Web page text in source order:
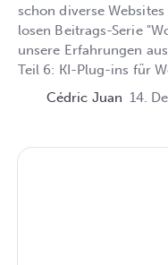
schon diverse
losen Beitrags-Serie
unsere Erfahrungen
Teil 6: KI-Plug-ins für
Cédric Juan 14.